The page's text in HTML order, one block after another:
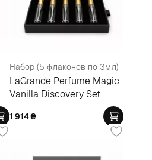
Набор (5 флаконов по 3мл)
LaGrande Perfume Magic
Vanilla Discovery Set
1 914₴